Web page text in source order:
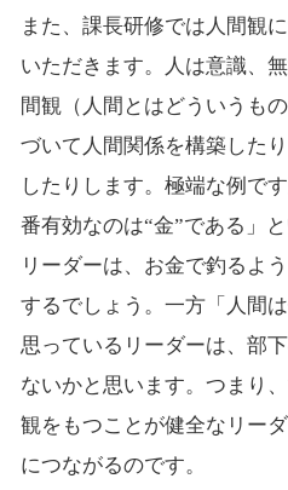
また、課長研修では人間観
いただきます。人は意識、
間観（人間とはどういうも
づいて人間関係を構築した
したりします。極端な例で
番有効なのは“金”である」
リーダーは、お金で釣るよ
するでしょう。一方「人間
思っているリーダーは、部
ないかと思います。つまり
観をもつことが健全なリー
につながるのです。